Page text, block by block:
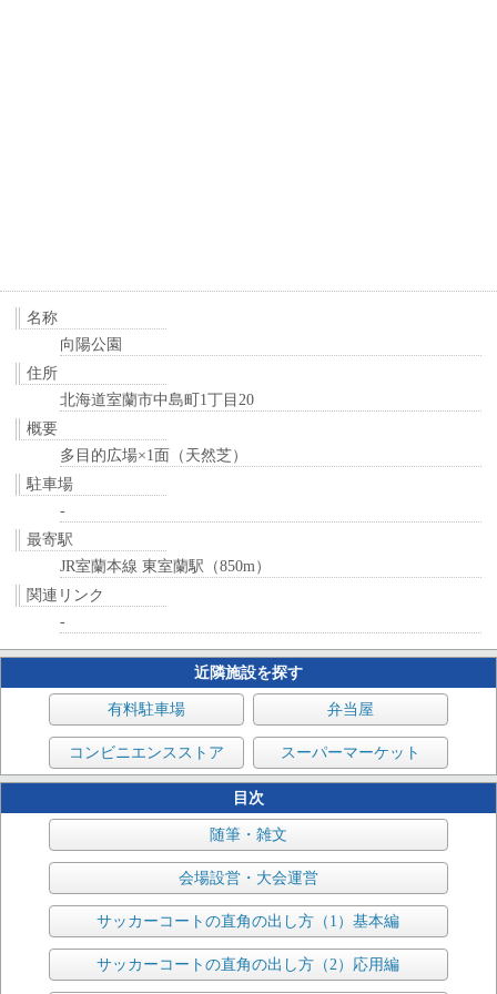
名称
向陽公園
住所
北海道室蘭市中島町1丁目20
概要
多目的広場×1面（天然芝）
駐車場
-
最寄駅
JR室蘭本線 東室蘭駅（850m）
関連リンク
-
近隣施設を探す
有料駐車場 弁当屋
コンビニエンスストア スーパーマーケット
目次
随筆・雑文
会場設営・大会運営
サッカーコートの直角の出し方（1）基本編
サッカーコートの直角の出し方（2）応用編